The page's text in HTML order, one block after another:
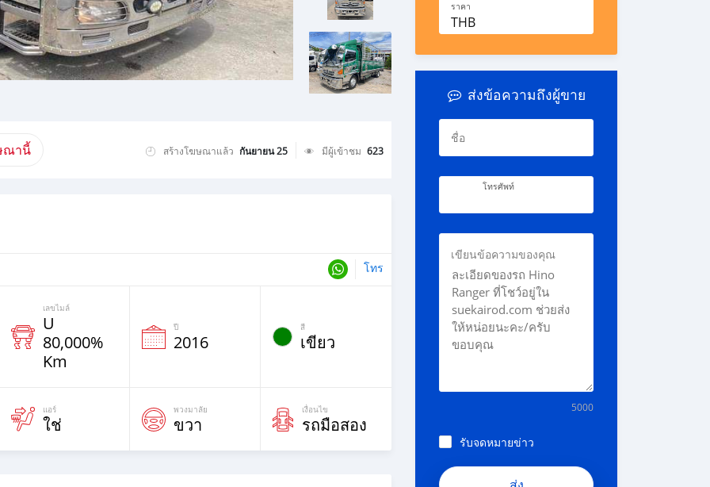
ณานี้ สร้างโฆษณาแล้ว กันยายน 25 มีผู้เข้าชม 623
โทร
เลขไมล์
U
80,000%
Km
ปี
2016
สี
เขียว
แอร์
ใช่
พวงมาลัย
ขวา
เงื่อนไข
รถมือสอง
ราคา
THB
ส่งข้อความถึงผู้ขาย
ชื่อ
โทรศัพท์
เขียนข้อความของคุณ
5000
รับจดหมายข่าว